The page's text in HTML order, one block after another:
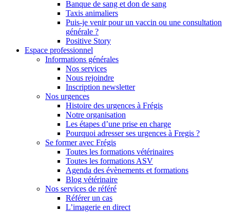
Banque de sang et don de sang
Taxis animaliers
Puis-je venir pour un vaccin ou une consultation
générale ?
Positive Story
Espace professionnel
Informations générales
Nos services
Nous rejoindre
Inscription newsletter
Nos urgences
Histoire des urgences à Frégis
Notre organisation
Les étapes d’une prise en charge
Pourquoi adresser ses urgences à Fregis ?
Se former avec Frégis
Toutes les formations vétérinaires
Toutes les formations ASV
Agenda des évènements et formations
Blog vétérinaire
Nos services de référé
Référer un cas
L’imagerie en direct